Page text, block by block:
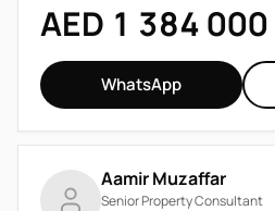
AED 1 384 000
WhatsApp
Aamir Muzaffar
Senior Property Consultant